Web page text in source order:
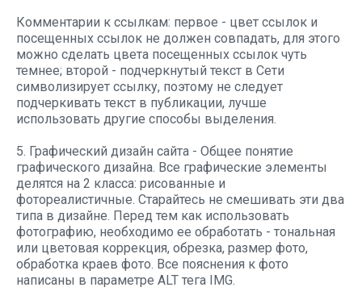
Комментарии к ссылкам: первое - цвет ссылок и
посещенных ссылок не должен совпадать, для этого
можно сделать цвета посещенных ссылок чуть
темнее; второй - подчеркнутый текст в Сети
символизирует ссылку, поэтому не следует
подчеркивать текст в публикации, лучше
использовать другие способы выделения.
5. Графический дизайн сайта - Общее понятие
графического дизайна. Все графические элементы
делятся на 2 класса: рисованные и
фотореалистичные. Старайтесь не смешивать эти два
типа в дизайне. Перед тем как использовать
фотографию, необходимо ее обработать - тональная
или цветовая коррекция, обрезка, размер фото,
обработка краев фото. Все пояснения к фото
написаны в параметре ALT тега IMG.